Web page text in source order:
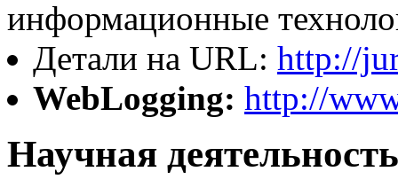
информационные
Детали на URL: http://
WebLogging: http://
Научная деятельность